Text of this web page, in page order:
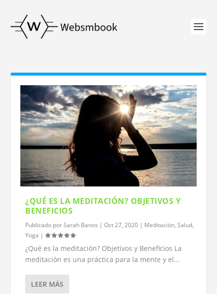
¿QUÉ ES LA MEDITACIÓN? OBJETIVOS Y
BENEFICIOS
Publicado porSarah Banos |Oct 27, 2020 | Meditación,Salud,
Yoga |
¿Qué es la meditación? Objetivos y Beneficios La
meditación es una práctica para la mente y el...
LEER MÁS